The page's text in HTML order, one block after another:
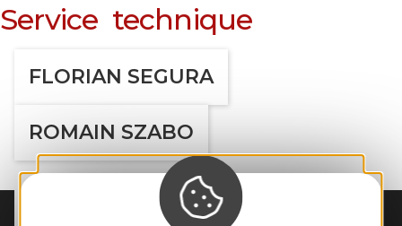
Service technique
FLORIAN SEGURA
ROMAIN SZABO